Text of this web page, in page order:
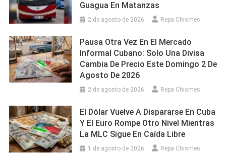
Guagua En Matanzas
2 de agosto de 2026 Repa Chismes
Pausa Otra Vez En El Mercado
Informal Cubano: Solo Una Divisa
Cambia De Precio Este Domingo 2 De
Agosto De 2026
2 de agosto de 2026 Repa Chismes
El Dólar Vuelve A Dispararse En Cuba
Y El Euro Rompe Otro Nivel Mientras
La MLC Sigue En Caída Libre
1 de agosto de 2026 Repa Chismes